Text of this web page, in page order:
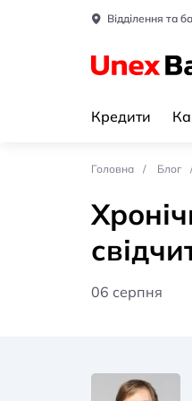
Відділення та
Кредити
Головна Блог
06 серпня